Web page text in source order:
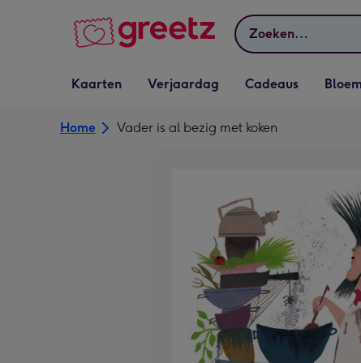
Zoeken
Vervolgkeuzelijst
Kaarten openen
Kaarten
Vervolgkeuzelijst
Verjaardag openen
Verjaardag
Vervolgkeuzelijst
Cadeaus openen
Cadeaus
Bloemen
Home Vader is al bezig met koken